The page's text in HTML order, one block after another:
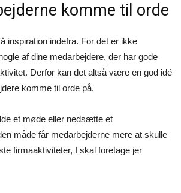
komme til orde
inspiration indefra. For det er ikke
af dine medarbejdere, der har gode
Derfor kan det altså være en god idé
komme til orde på.
et møde eller nedsætte et
måde får medarbejderne mere at skulle
firmaaktiviteter, I skal foretage jer